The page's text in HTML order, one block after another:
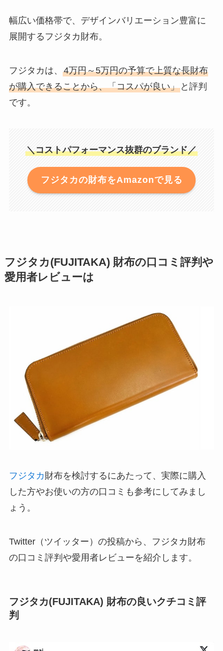
幅広い価格帯で、デザインバリエーション豊富に
展開するフジタカ財布。
フジタカは、 4万円～5万円の予算で上質な長財布
が購入できることから、「コスパが良い」と評判
です。
＼コストパフォーマンス抜群のブランド／
フジタカの財布をAmazonで見る
フジタカ(FUJITAKA) 財布の口コミ評判や
愛用者レビューは
フジタカ財布を検討するにあたって、実際に購入
した方やお使いの方の口コミも参考にしてみまし
ょう。
Twitter（ツイッター）の投稿から、フジタカ財布
の口コミ評判や愛用者レビューを紹介します。
フジタカ(FUJITAKA) 財布の良いクチコミ評
判